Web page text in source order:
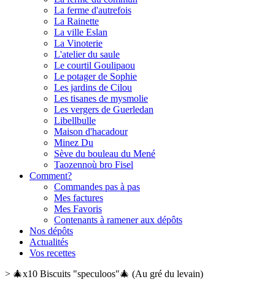
La ferme d'autrefois
La Rainette
La ville Eslan
La Vinoterie
L'atelier du saule
Le courtil Goulipaou
Le potager de Sophie
Les jardins de Cilou
Les tisanes de mysmolie
Les vergers de Guerledan
Libellbulle
Maison d'hacadour
Minez Du
Sève du bouleau du Mené
Taozennoù bro Fisel
Comment?
Commandes pas à pas
Mes factures
Mes Favoris
Contenants à ramener aux dépôts
Nos dépôts
Actualités
Vos recettes
> 🎄x10 Biscuits "speculoos"🎄 (Au gré du levain)